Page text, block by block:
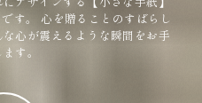
す。
心を贈ることのすばらし
心が震えるような瞬間をお手
す。